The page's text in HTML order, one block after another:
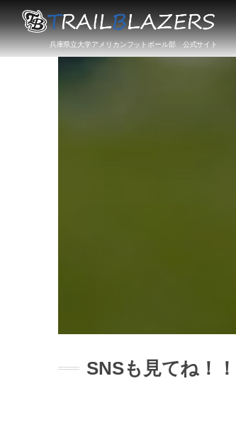
兵庫県立大学アメリカンフットボール部 公式サイト
SNSも見てね！！